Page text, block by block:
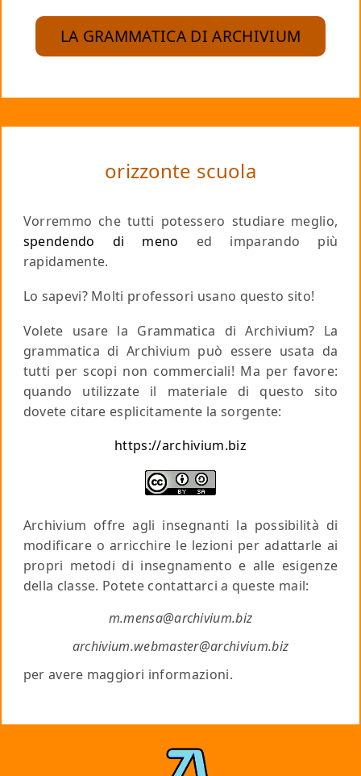
LA GRAMMATICA DI ARCHIVIUM
orizzonte scuola
Vorremmo che tutti potessero studiare meglio,
spendendo di meno ed imparando più
rapidamente.
Lo sapevi? Molti professori usano questo sito!
Volete usare la Grammatica di Archivium? La
grammatica di Archivium può essere usata da
tutti per scopi non commerciali! Ma per favore:
quando utilizzate il materiale di questo sito
dovete citare esplicitamente la sorgente:
https://archivium.biz
Archivium offre agli insegnanti la possibilità di
modificare o arricchire le lezioni per adattarle ai
propri metodi di insegnamento e alle esigenze
della classe. Potete contattarci a queste mail:
m.mensa@archivium.biz
archivium.webmaster@archivium.biz
per avere maggiori informazioni.